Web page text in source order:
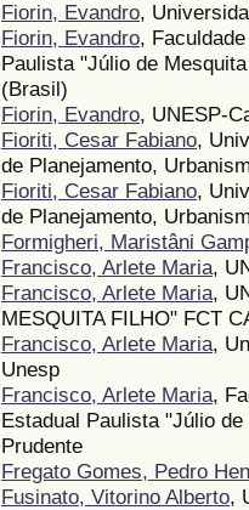
Fiorin, Evandro,
Fiorin, Evandro,
Paulista "Júlio de
(Brasil)
Fiorin, Evandro, UNESP-
Fioriti, Cesar Fabiano,
de Planejamento,
Fioriti, Cesar Fabiano,
de Planejamento,
Formigheri, Maristâni
Francisco, Arlete Maria,
Francisco, Arlete Maria,
MESQUITA FILHO" FCT
Francisco, Arlete Maria,
Unesp
Francisco, Arlete Maria,
Estadual Paulista "Júlio
Prudente
Fregato Gomes, Pedro
Fusinato, Vitorino Alberto,